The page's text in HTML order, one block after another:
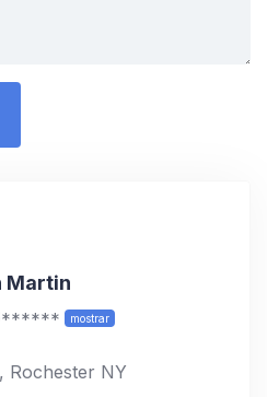
Martin
mostrar
Rochester NY